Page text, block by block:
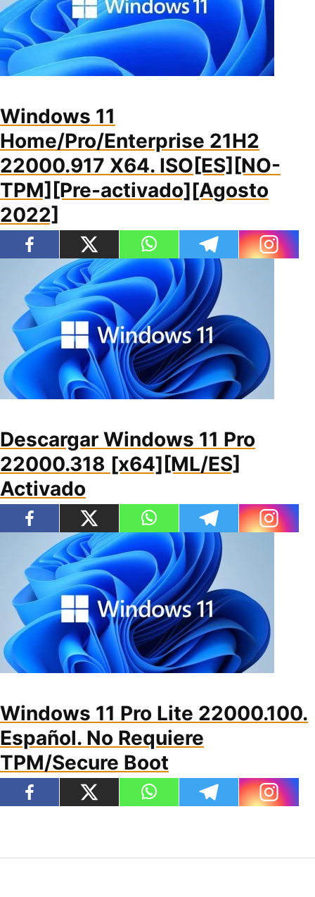
Windows 11
Home/Pro/Enterprise 21H2
22000.917 X64. ISO[ES][NO-
TPM][Pre-activado][Agosto
2022]
Descargar Windows 11 Pro
22000.318 [x64][ML/ES]
Activado
Windows 11 Pro Lite 22000.100.
Español. No Requiere
TPM/Secure Boot